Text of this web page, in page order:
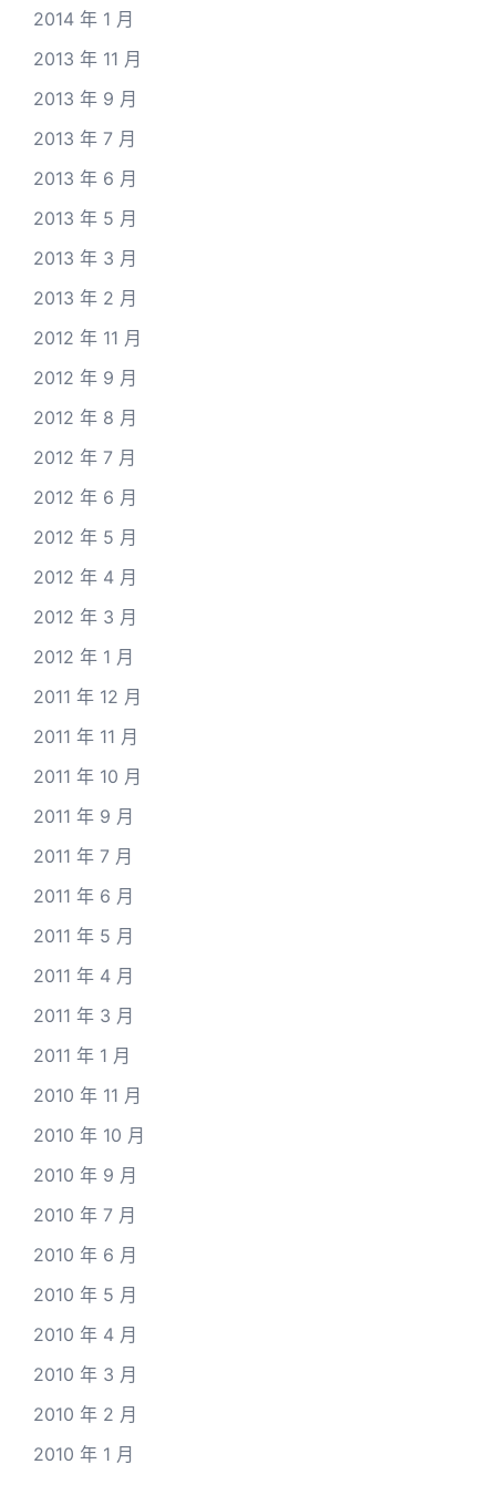
2014 年 1 月
2013 年 11 月
2013 年 9 月
2013 年 7 月
2013 年 6 月
2013 年 5 月
2013 年 3 月
2013 年 2 月
2012 年 11 月
2012 年 9 月
2012 年 8 月
2012 年 7 月
2012 年 6 月
2012 年 5 月
2012 年 4 月
2012 年 3 月
2012 年 1 月
2011 年 12 月
2011 年 11 月
2011 年 10 月
2011 年 9 月
2011 年 7 月
2011 年 6 月
2011 年 5 月
2011 年 4 月
2011 年 3 月
2011 年 1 月
2010 年 11 月
2010 年 10 月
2010 年 9 月
2010 年 7 月
2010 年 6 月
2010 年 5 月
2010 年 4 月
2010 年 3 月
2010 年 2 月
2010 年 1 月